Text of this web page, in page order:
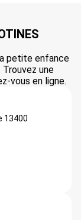
petite enfance
une
vous en ligne.
13400